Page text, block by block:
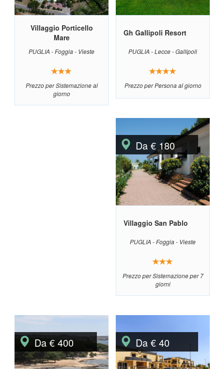
Villaggio Porticello
Mare
PUGLIA - Foggia - Vieste
Prezzo per Sistemazione al
giorno
Gh Gallipoli Resort
PUGLIA - Lecce - Gallipoli
Prezzo per Persona al giorno
Da € 180
Villaggio San Pablo
PUGLIA - Foggia - Vieste
Prezzo per Sistemazione per 7
giorni
Da € 400 Da € 40